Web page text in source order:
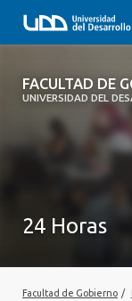
FACULTAD DE
UNIVERSIDAD DEL
FACULTAD DE
24 Horas
Facultad de Gobierno /